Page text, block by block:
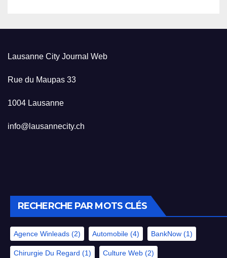
Lausanne City Journal Web
Rue du Maupas 33
1004 Lausanne
info@lausannecity.ch
RECHERCHE PAR MOTS CLÉS
Agence Winleads (2) Automobile (4) BankNow (1)
Chirurgie Du Regard (1) Culture Web (2)